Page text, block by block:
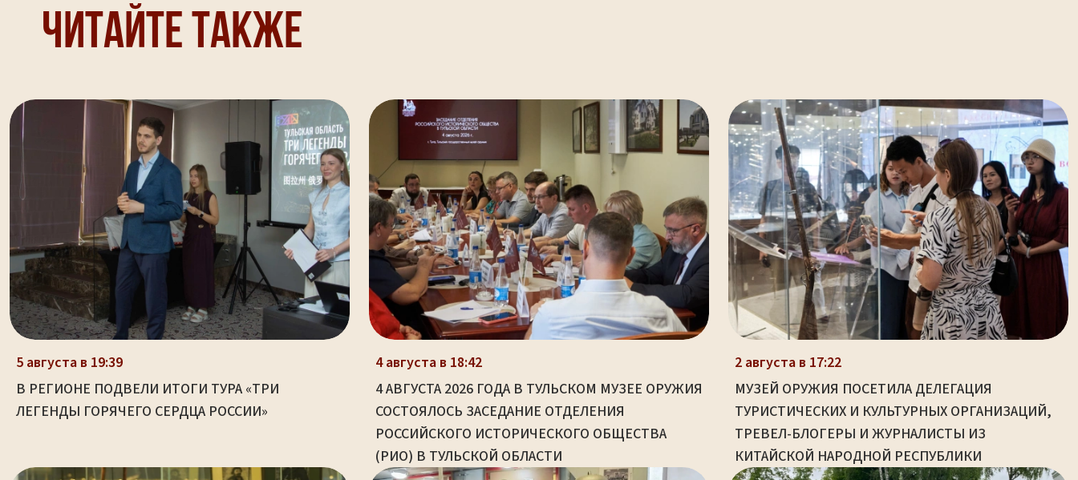
Читайте также
5 августа в 19:39
В РЕГИОНЕ ПОДВЕЛИ ИТОГИ ТУРА «ТРИ
ЛЕГЕНДЫ ГОРЯЧЕГО СЕРДЦА РОССИИ»
4 августа в 18:42
4 АВГУСТА 2026 ГОДА В ТУЛЬСКОМ МУЗЕЕ ОРУЖИЯ
СОСТОЯЛОСЬ ЗАСЕДАНИЕ ОТДЕЛЕНИЯ
РОССИЙСКОГО ИСТОРИЧЕСКОГО ОБЩЕСТВА
(РИО) В ТУЛЬСКОЙ ОБЛАСТИ
2 августа в 17:22
МУЗЕЙ ОРУЖИЯ ПОСЕТИЛА ДЕЛЕГАЦИЯ
ТУРИСТИЧЕСКИХ И КУЛЬТУРНЫХ ОРГАНИЗАЦИЙ,
ТРЕВЕЛ-БЛОГЕРЫ И ЖУРНАЛИСТЫ ИЗ
КИТАЙСКОЙ НАРОДНОЙ РЕСПУБЛИКИ